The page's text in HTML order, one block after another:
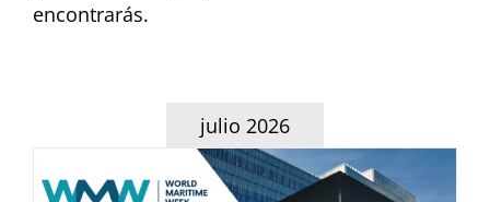
Vídeos
encontrarás.
julio 2026